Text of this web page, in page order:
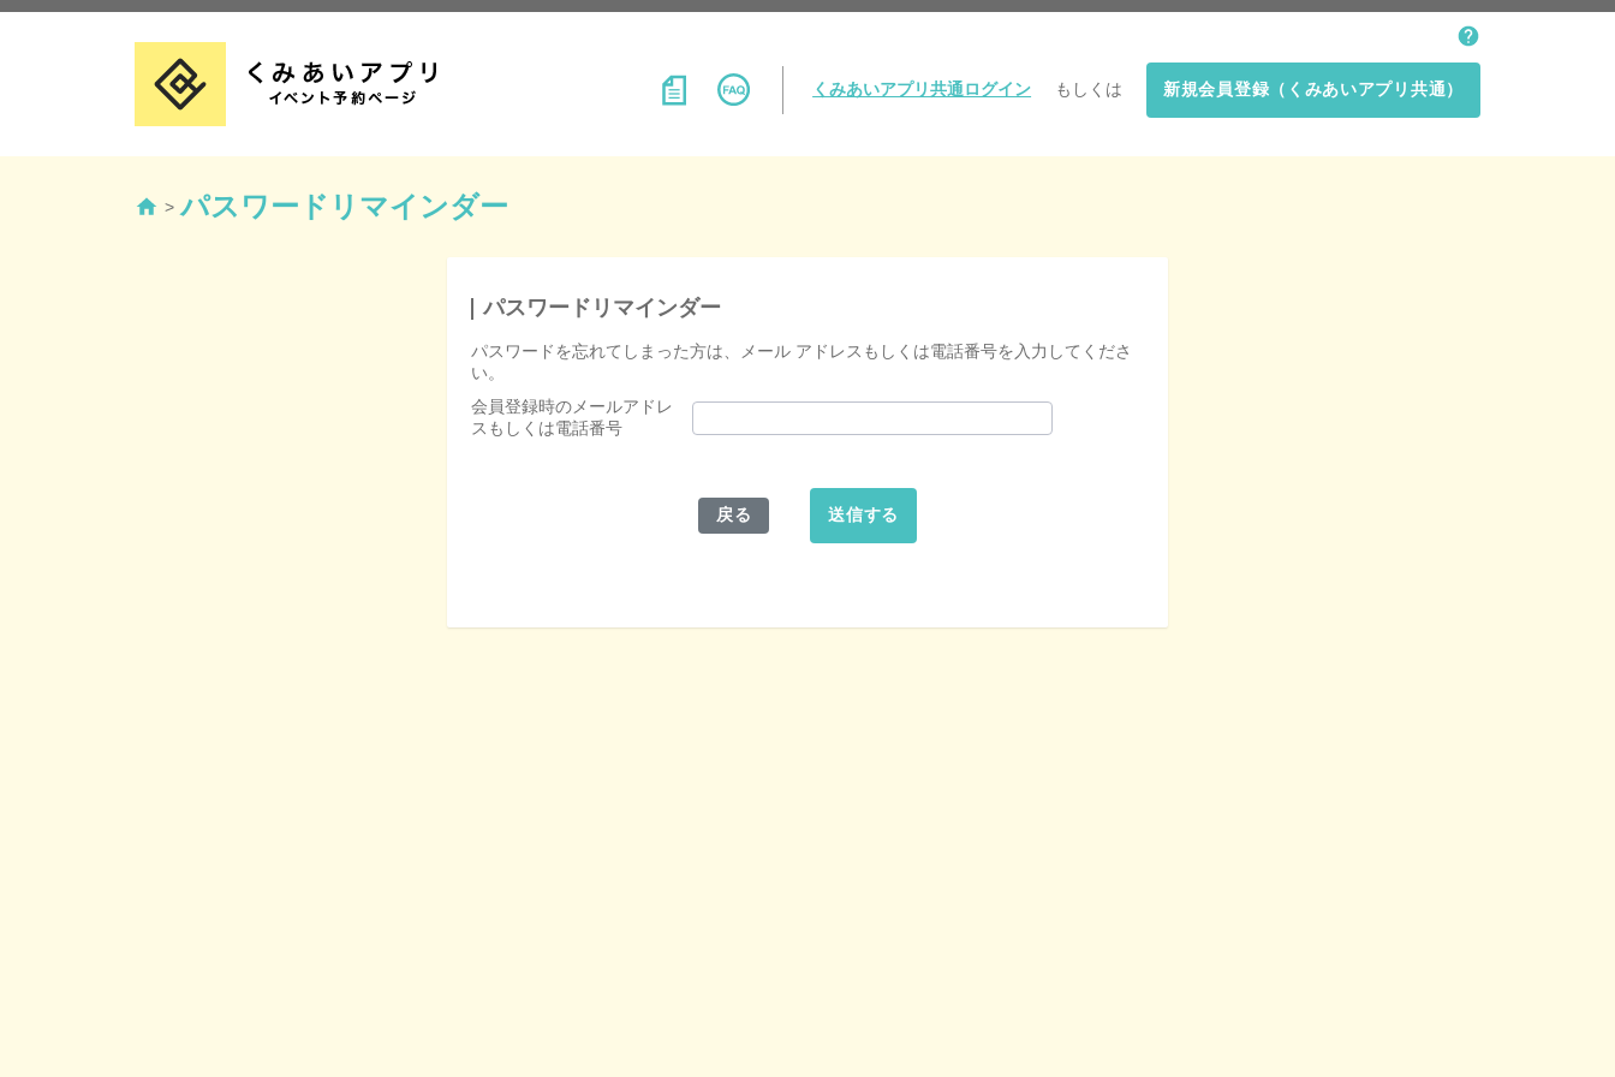
くみあいアプリ共通ログイン もしくは 新規会員登録（くみあいアプリ共通）
> パスワードリマインダー
パスワードリマインダー
パスワードを忘れてしまった方は、メール アドレスもしくは電話番号を入力してくださ
い。
会員登録時のメールアドレ
スもしくは電話番号
戻る 送信する